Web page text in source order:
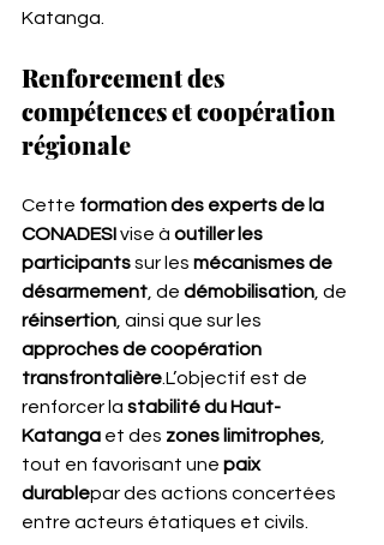
Katanga.
Renforcement des
compétences et coopération
régionale
Cette formation des experts de la
CONADESI vise à outiller les
participants sur les mécanismes de
désarmement , de démobilisation , de
réinsertion , ainsi que sur les
approches de coopération
transfrontalière.L’objectif est de
renforcer la stabilité du Haut-
Katanga et des zones limitrophes
tout en favorisant une paix
durablepar des actions concertées
entre acteurs étatiques et civils.